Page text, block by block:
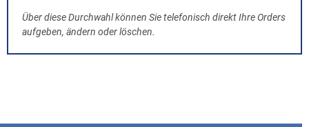
Über diese Durchwahl können Sie telefonisch direkt Ihre Orders
aufgeben, ändern oder löschen.